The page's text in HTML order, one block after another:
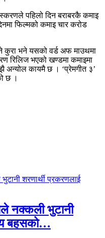
पहिलो दिन बराबरकै कमाइ
फिल्मको कमाइ चार करोड
कुरा भने यसको वर्ड अफ माउथमा
रिलिज भएको खण्डमा कमाइमा
अन्योल कायमै छ । ‘प्रेमगीत ३’
छ ।
नक्कली भुटानी
बहसको…